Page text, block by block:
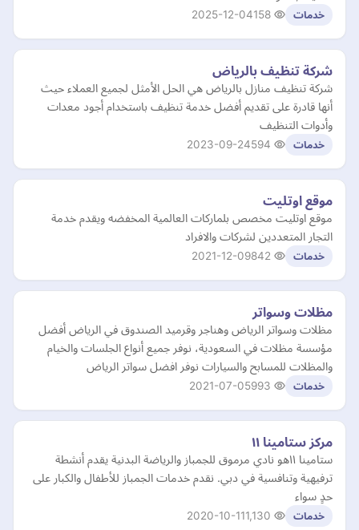
خدمات 2025-12-04
شركة تنظيف بالرياض
شركة تنظيف منازل بالرياض هي الحل الأمثل لجميع العملاء حيث
أنها قادرة على تقديم أفضل خدمة تنظيف باستخدام أجود معدات
وأدوات التنظيف
خدمات 2023-09-24
موقع اوتليت
موقع اوتليت مخصص بلماركات العالمية المخفضه ويقدم خدمة
التجار المتعددين لشركات والافراد
خدمات 2021-12-09
مظلات وسواتر
مظلات وسواتر الرياض وهناجر وقرميد الصندوق في الرياض أفضل
مؤسسة مظلات في السعودية، نوفر جميع أنواع الجلسات والخيام
والمظلات للمسابح والسيارات نوفر افضل سواتر الرياض
خدمات 2021-07-05
مركز ستامينا ١١
ستامينا ١١هو نادي مرموق للجمباز والرياضة البدنية يقدم أنشطة
ترفيهية وتنافسية في دبي. نقدم خدمات الجمباز للأطفال والكبار على
حدٍ سواء
خدمات 2020-10-11